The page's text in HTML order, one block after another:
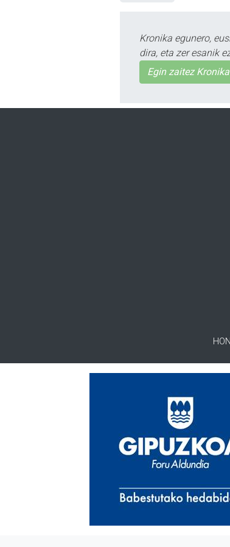
Kronika egunero,
dira, eta zer esanik
Egin zaitez